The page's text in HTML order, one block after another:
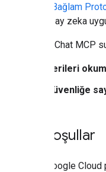
Model Bağlam
gibi yapay zeka
Google Chat MCP
Verileri
Güvenliğe
Ön koşullar
Google